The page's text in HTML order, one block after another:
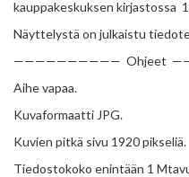
kauppakeskuksen kirjastossa
Näyttelystä on julkaistu
—————————— Ohjeet
Aihe vapaa.
Kuvaformaatti JPG.
Kuvien pitkä sivu 1920 pikseliä.
Tiedostokoko enintään 1